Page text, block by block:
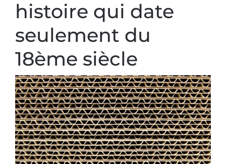
histoire qui date
seulement du
18ème siècle